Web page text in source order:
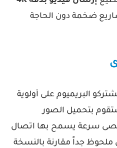
ضخمة دون الحاجة
البريميوم على أولوية
بتحميل الصور
سرعة يسمح بها اتصال
جداً مقارنة بالنسخة